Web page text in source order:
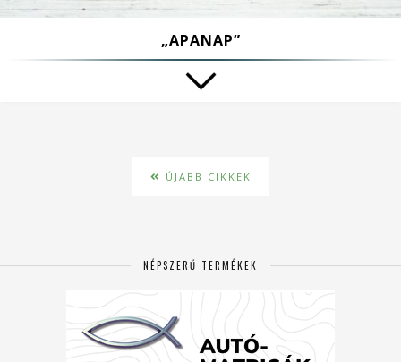
„APANAP”
ÚJABB CIKKEK
NÉPSZERŰ TERMÉKEK